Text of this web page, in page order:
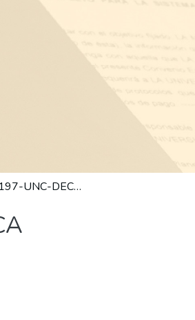
RD-2025-197-UNC-DEC#FCA